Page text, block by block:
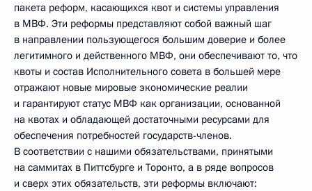
пакета реформ, касающихся квот и системы управления
в МВФ. Эти реформы представляют собой важный шаг
в направлении пользующегося большим доверие и более
легитимного и действенного МВФ, они обеспечивают то, что
квоты и состав Исполнительного совета в большей мере
отражают новые мировые экономические реалии
и гарантируют статус МВФ как организации, основанной
на квотах и обладающей достаточными ресурсами для
обеспечения потребностей государств-членов.
В соответствии с нашими обязательствами, принятыми
на саммитах в Питтсбурге и Торонто, а в ряде вопросов
и сверх этих обязательств, эти реформы включают: